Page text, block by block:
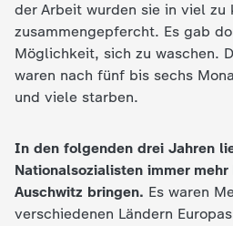
d
e
Z
D
der Arbeit wurden sie in viel zu
zusammengepfercht. Es gab
Möglichkeit, sich zu waschen.
waren nach fünf bis sechs
und viele starben.
In den folgenden drei Jahren
Nationalsozialisten immer mehr
Auschwitz bringen. Es waren
verschiedenen Ländern